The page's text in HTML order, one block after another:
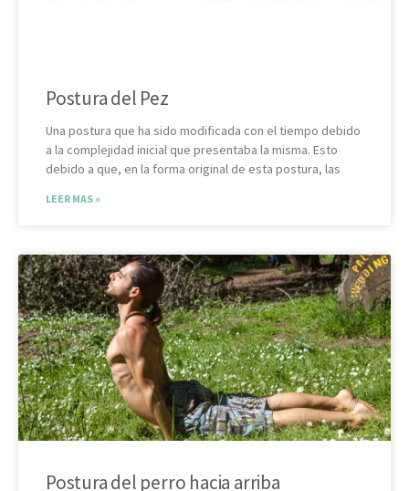
Postura del Pez
Una postura que ha sido modificada con el tiempo debido
a la complejidad inicial que presentaba la misma. Esto
debido a que, en la forma original de esta postura, las
LEER MAS »
Postura del perro hacia arriba